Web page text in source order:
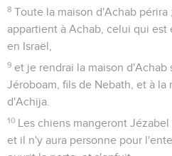
8 Toute la maison d'Achab
appartient à Achab, celui qui
en Israël,
9 et je rendrai la maison d'Achab
Jéroboam, fils de Nebath, et à la
d'Achija.
10 Les chiens mangeront
et il n'y aura personne pour